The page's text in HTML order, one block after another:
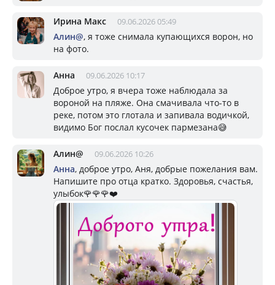
Ирина Макс 09.06.2026 05:49
Алин@, я тоже снимала купающихся ворон, но
на фото.
Анна 09.06.2026 10:17
Доброе утро, я вчера тоже наблюдала за
вороной на пляже. Она смачивала что-то в
реке, потом это глотала и запивала водичкой,
видимо Бог послал кусочек пармезана😅
Алин@ 09.06.2026 10:26
Анна, доброе утро, Аня, добрые пожелания вам.
Напишите про отца кратко. Здоровья, счастья,
улыбок🌹🌹🌹❤️